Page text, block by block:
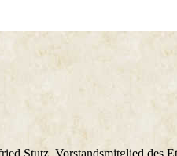
Stutz, Vorstandsmitglied des